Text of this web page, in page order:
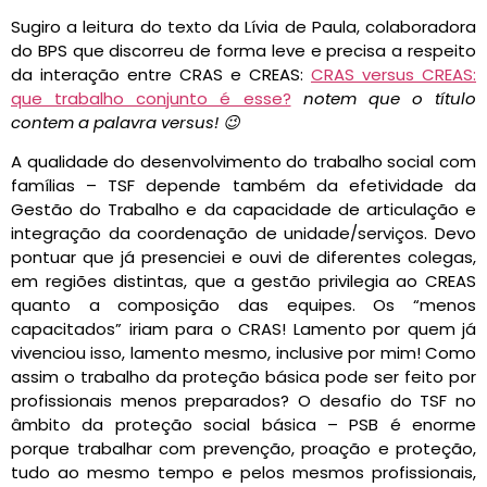
Sugiro a leitura do texto da Lívia de Paula, colaboradora
do BPS que discorreu de forma leve e precisa a respeito
da interação entre CRAS e CREAS: CRAS versus CREAS:
que trabalho conjunto é esse? notem que o título
contem a palavra versus! 😉
A qualidade do desenvolvimento do trabalho social com
famílias – TSF depende também da efetividade da
Gestão do Trabalho e da capacidade de articulação e
integração da coordenação de unidade/serviços. Devo
pontuar que já presenciei e ouvi de diferentes colegas,
em regiões distintas, que a gestão privilegia ao CREAS
quanto a composição das equipes. Os “menos
capacitados” iriam para o CRAS! Lamento por quem já
vivenciou isso, lamento mesmo, inclusive por mim! Como
assim o trabalho da proteção básica pode ser feito por
profissionais menos preparados? O desafio do TSF no
âmbito da proteção social básica – PSB é enorme
porque trabalhar com prevenção, proação e proteção,
tudo ao mesmo tempo e pelos mesmos profissionais,